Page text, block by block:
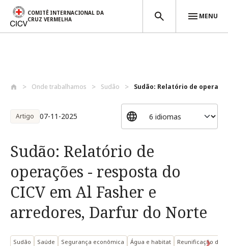
COMITÊ INTERNACIONAL DA
CRUZ VERMELHA
MENU
Onde trabalhamos Sudão Sudão: Relatório de
Artigo 07-11-2025
Sudão: Relatório de
operações - resposta do
CICV em Al Fasher e
arredores, Darfur do Norte
Sudão Saúde Segurança econômica Água e habitat Reunificação de